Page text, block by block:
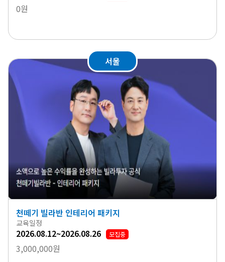
0원
서울
천떼기 빌라반 인테리어 패키지
교육일정
2026.08.12~2026.08.26 모집중
3,000,000원